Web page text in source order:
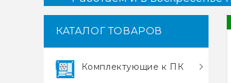
КАТАЛОГ ТОВАРОВ
Комплектующие к ПК